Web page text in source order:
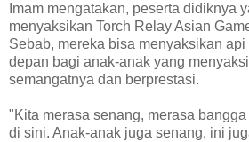
Imam mengatakan, peserta didiknya
menyaksikan Torch Relay Asian
Sebab, mereka bisa menyaksikan
depan bagi anak-anak yang
semangatnya dan berprestasi.
"Kita merasa senang, merasa
di sini. Anak-anak juga senang, ini